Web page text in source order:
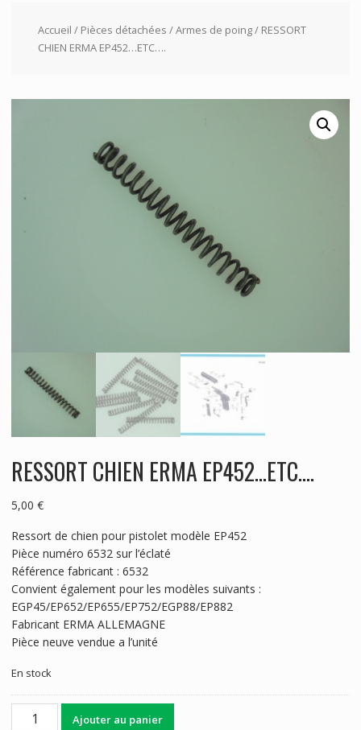
Accueil / Pièces détachées /Armes de poing/ RESSORT
CHIEN ERMA EP452…ETC….
RESSORT CHIEN ERMA EP452…ETC….
5,00 €
Ressort de chien pour pistolet modèle EP452
Pièce numéro 6532 sur l’éclaté
Référence fabricant : 6532
Convient également pour les modèles suivants :
EGP45/EP652/EP655/EP752/EGP88/EP882
Fabricant ERMA ALLEMAGNE
Pièce neuve vendue a l’unité
En stock
quantité
Ajouter au panier